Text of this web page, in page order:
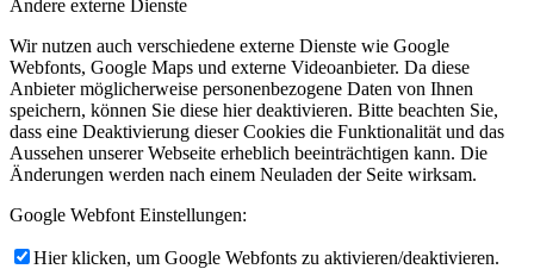
Andere externe Dienste
Wir nutzen auch verschiedene externe Dienste wie Google
Webfonts, Google Maps und externe Videoanbieter. Da diese
Anbieter möglicherweise personenbezogene Daten von Ihnen
speichern, können Sie diese hier deaktivieren. Bitte beachten Sie,
dass eine Deaktivierung dieser Cookies die Funktionalität und das
Aussehen unserer Webseite erheblich beeinträchtigen kann. Die
Änderungen werden nach einem Neuladen der Seite wirksam.
Google Webfont Einstellungen:
Hier klicken, um Google Webfonts zu aktivieren/deaktivieren.